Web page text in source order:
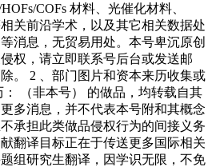
COFs 材料、光催化材料、
关前沿学术，以及其它相关数据处
消息，无贸易用处。本号卑沉原创
权，请立即联系号后台或发送邮
。 2 、部门图片和资本来历收集或
（非本号） 的做品，均转载自其
多消息，并不代表本号附和其概念
承担此类做品侵权行为的间接义务
翻译目标正在于传送更多国际相关
组研究生翻译，因学识无限，不免